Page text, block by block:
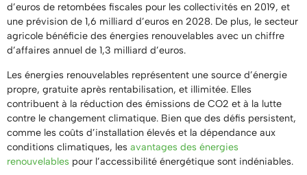
d’euros de retombées fiscales pour les collectivités en 2019, et
une prévision de 1,6 milliard d’euros en 2028. De plus, le secteur
agricole bénéficie des énergies renouvelables avec un chiffre
d’affaires annuel de 1,3 milliard d’euros.
Les énergies renouvelables représentent une source d’énergie
propre, gratuite après rentabilisation, et illimitée. Elles
contribuent à la réduction des émissions de CO2 et à la lutte
contre le changement climatique. Bien que des défis persistent,
comme les coûts d’installation élevés et la dépendance aux
conditions climatiques, les avantages des énergies
renouvelables pour l’accessibilité énergétique sont indéniables.